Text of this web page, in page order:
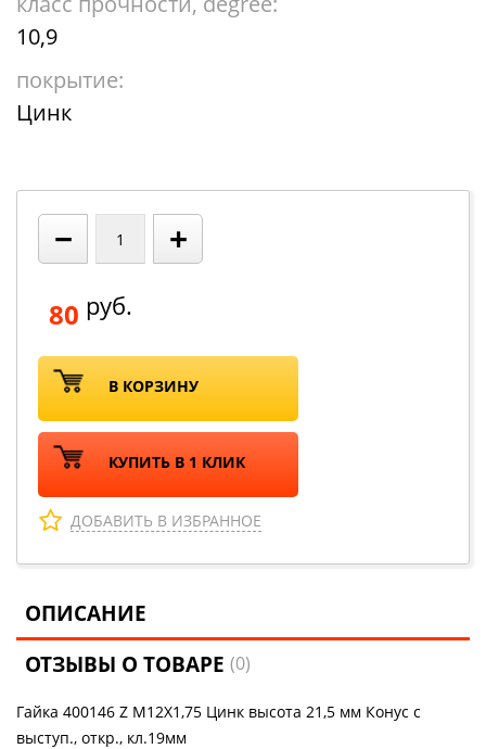
10,9
покрытие:
Цинк
− +
80 руб.
В КОРЗИНУ
КУПИТЬ В 1 КЛИК
ДОБАВИТЬ В ИЗБРАННОЕ
ОПИСАНИЕ
ОТЗЫВЫ О ТОВАРЕ(0)
Гайка 400146 Z M12X1,75 Цинк высота 21,5 мм Конус с
выступ., откр., кл.19мм